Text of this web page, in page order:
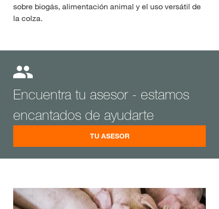
sobre biogás, alimentación animal y el uso versátil de
la colza.
Encuentra tu asesor - estamos
encantados de ayudarte
TU ASESOR